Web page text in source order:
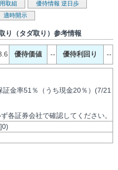
取組 優待情報 逆日歩
適時開示
り（タダ取り）参考情報
優待価値 -- 優待利回り --
証金率51％（うち現金20％）(7/21
各証券会社で確認してください。